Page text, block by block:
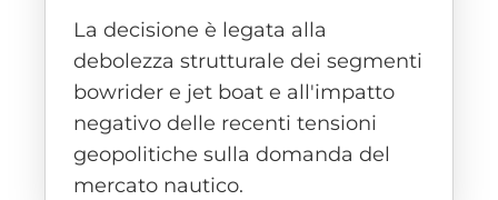
La decisione è legata alla
debolezza strutturale dei segmenti
bowrider e jet boat e all'impatto
negativo delle recenti tensioni
geopolitiche sulla domanda del
mercato nautico.